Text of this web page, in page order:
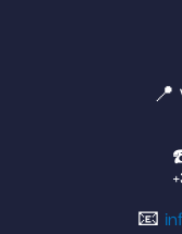
📍
📧